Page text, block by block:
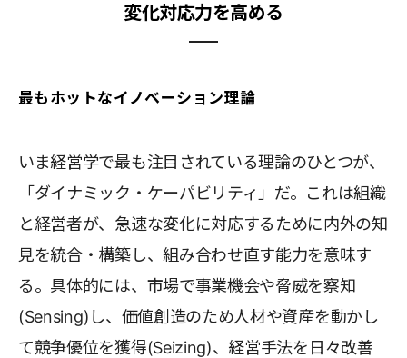
変化対応力を高める
最もホットなイノベーション理論
いま経営学で最も注目されている理論のひとつが、
「ダイナミック・ケーパビリティ」だ。これは組織
と経営者が、急速な変化に対応するために内外の知
見を統合・構築し、組み合わせ直す能力を意味す
る。具体的には、市場で事業機会や脅威を察知
(Sensing)し、価値創造のため人材や資産を動かし
て競争優位を獲得(Seizing)、経営手法を日々改善